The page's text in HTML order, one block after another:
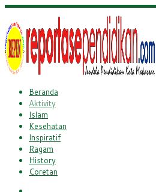
Beranda
Aktivity
Islam
Kesehatan
Inspiratif
Ragam
History
Coretan